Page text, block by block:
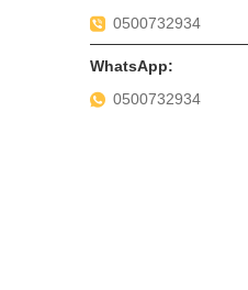
0500732934
0500732934